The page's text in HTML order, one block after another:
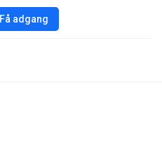
Få adgang